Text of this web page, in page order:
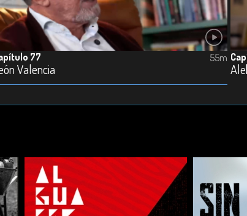
77
Valencia
55m